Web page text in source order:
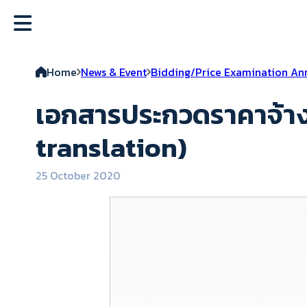
Home News & Event Bidding/Price Examination
เอกสารประกวดราคา
translation)
25 October 2020